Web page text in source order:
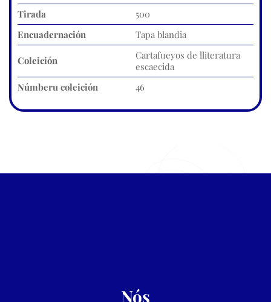
Tirada
500
Encuadernación
Tapa blandia
Coleición
Cartafueyos de lliteratura
escaecida
Númberu coleición
46
Nós